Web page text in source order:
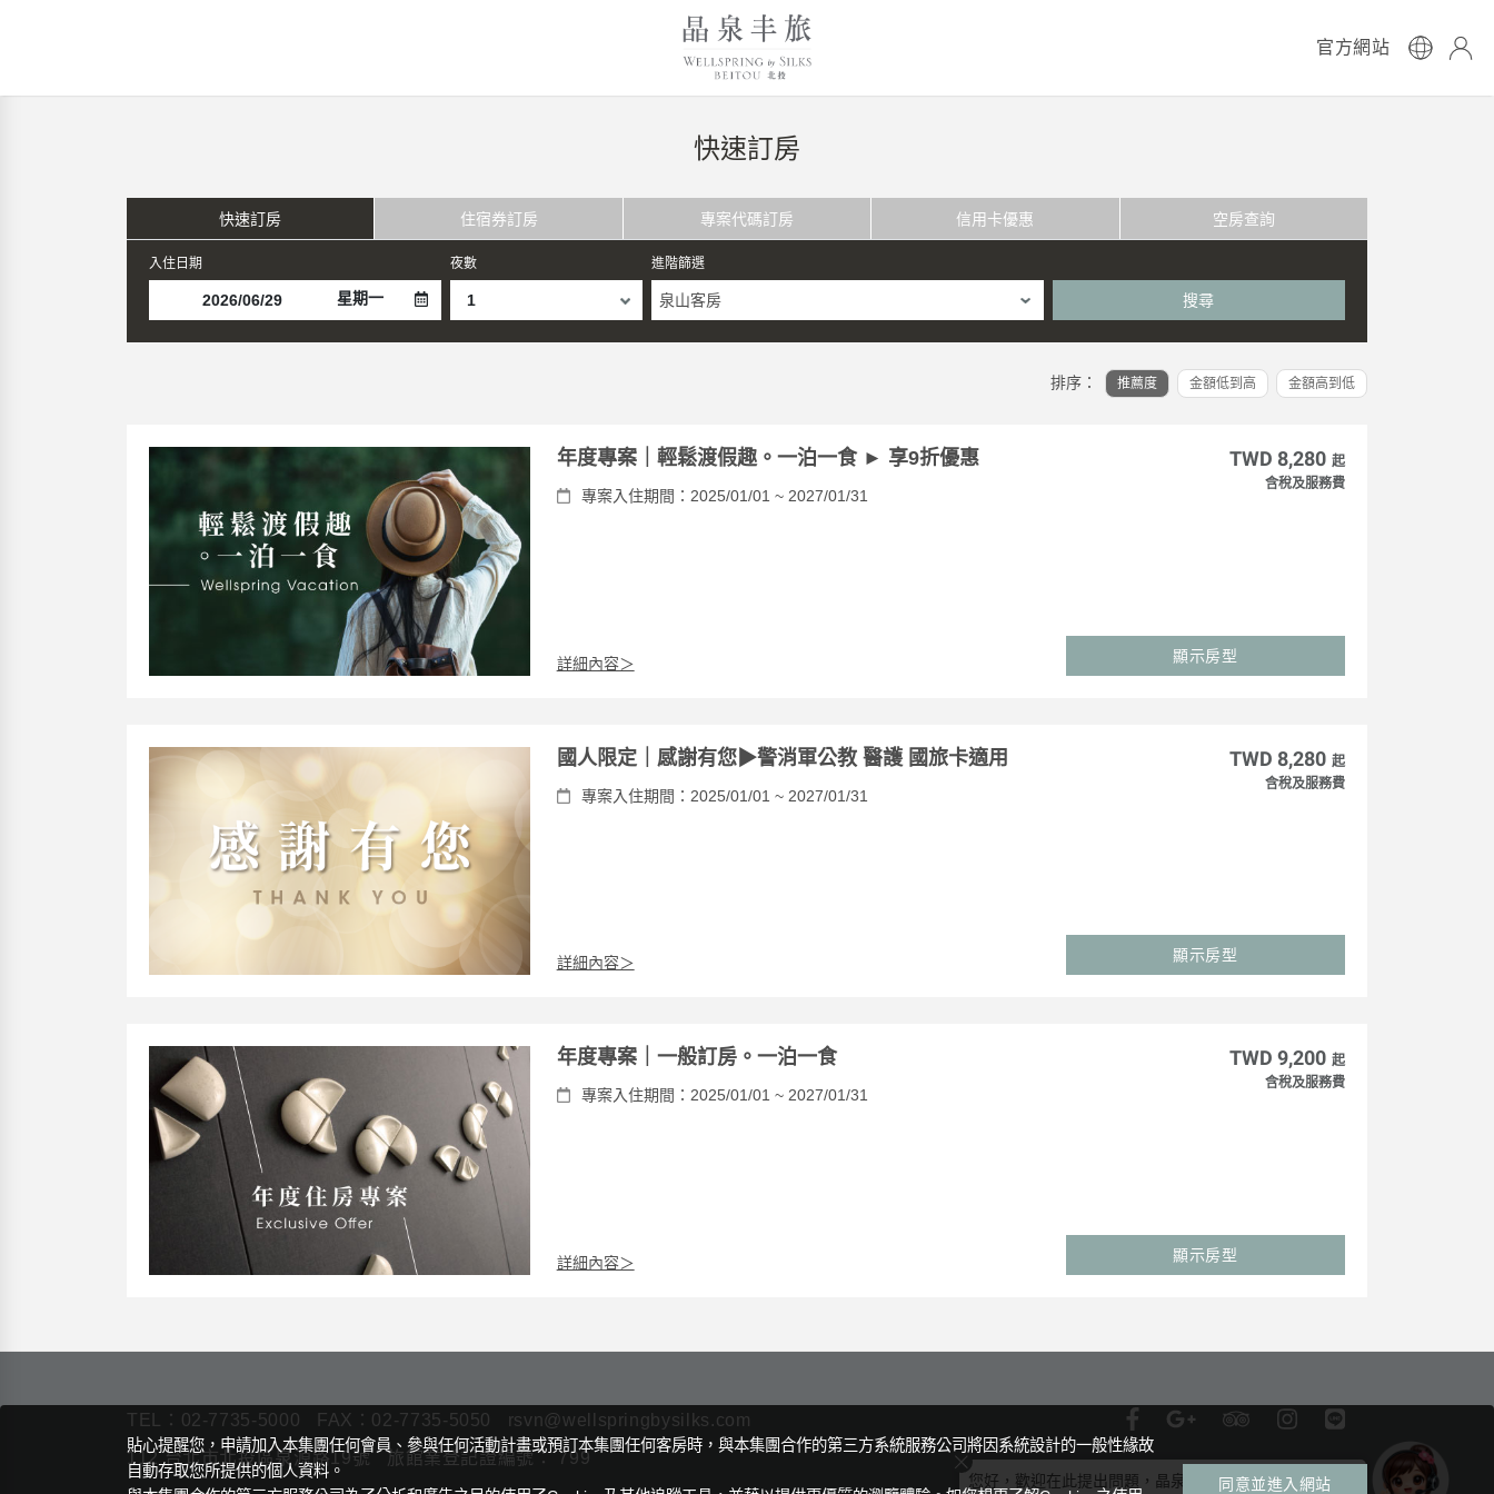
官方網站
快速訂房
快速訂房 住宿券訂房 專案代碼訂房 信用卡優惠 空房查詢
入住日期
星期一
夜數 進階篩選
泉山客房 搜尋
排序： 推薦度 金額低到高 金額高到低
年度專案｜輕鬆渡假趣。一泊一食 ► 享9折優惠
專案入住期間：2025/01/01 ~ 2027/01/31
詳細內容＞
TWD 8,280 起
含稅及服務費
顯示房型
國人限定｜感謝有您▶︎警消軍公教 醫護 國旅卡適用
專案入住期間：2025/01/01 ~ 2027/01/31
詳細內容＞
TWD 8,280 起
含稅及服務費
顯示房型
年度專案｜一般訂房。一泊一食
專案入住期間：2025/01/01 ~ 2027/01/31
詳細內容＞
TWD 9,200 起
含稅及服務費
顯示房型
TEL： 02-7735-5000 FAX：02-7735-5050
rsvn@wellspringbysilks.com
112 台北市北投區泉源路19號
旅館業登記證編號： 799
貼心提醒您，申請加入本集團任何會員、參與任何活動計畫或預訂本集團任何客房時，與本集團合作的第三方系統服務公司將因系統設計的一般性緣故
自動存取您所提供的個人資料。
同意並進入網站
您好，歡迎在此提出問題，晶泉小管家很樂意為您解答。